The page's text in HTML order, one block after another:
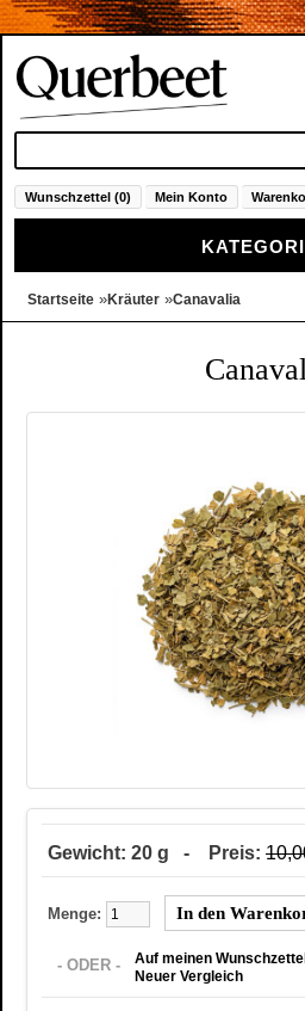
Wunschzettel (0) Mein Konto
Startseite »Kräuter »Canavalia
Gewicht: 20 g - Preis:
Menge:
- ODER -
Auf meinen
Neuer Vergleich